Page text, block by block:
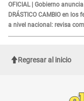
OFICIAL | Gobierno anuncia
DRÁSTICO CAMBIO en los
a nivel nacional: revisa
quedarán los DÍAS LIBRES
Regresar al inicio